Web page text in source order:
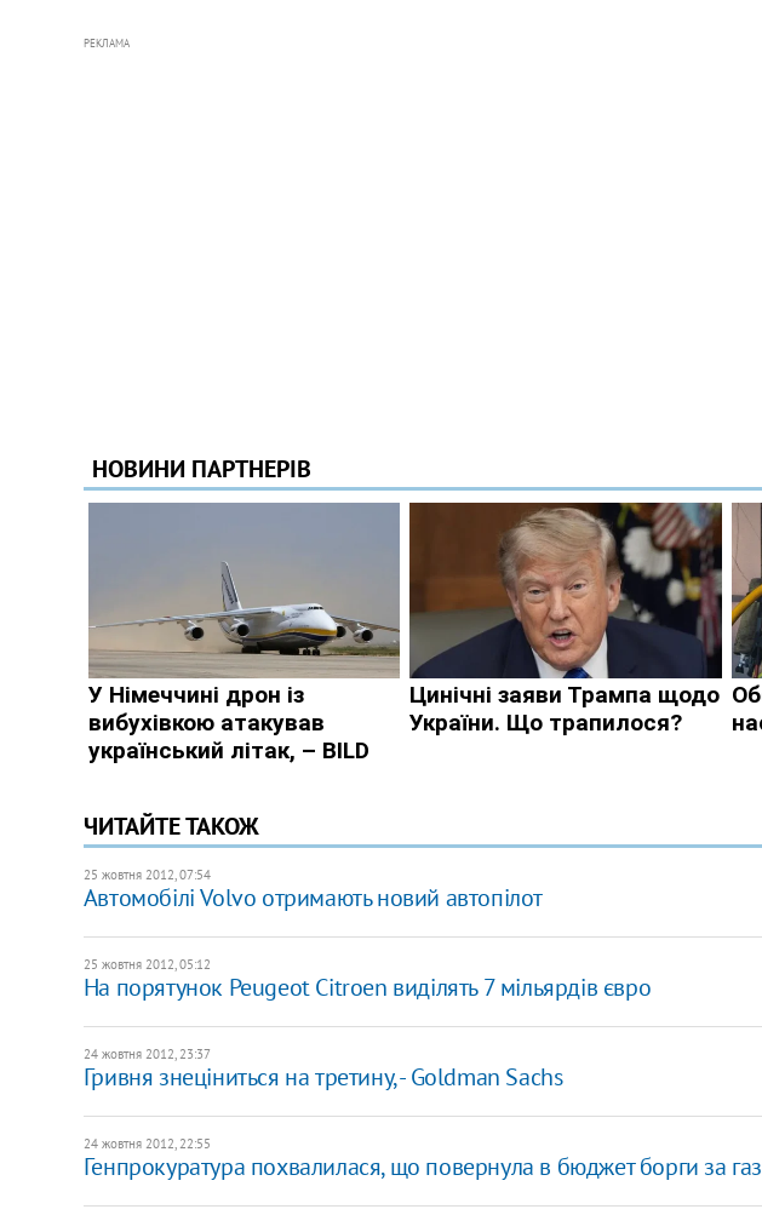
РЕКЛАМА
ЧИТАЙТЕ ТАКОЖ
25 жовтня 2012, 07:54
Автомобілі Volvo отримають новий автопілот
25 жовтня 2012, 05:12
На порятунок Peugeot Citroen виділять 7 мільярдів євро
24 жовтня 2012, 23:37
Гривня знеціниться на третину, - Goldman Sachs
24 жовтня 2012, 22:55
Генпрокуратура похвалилася, що повернула в бюджет борги за газ